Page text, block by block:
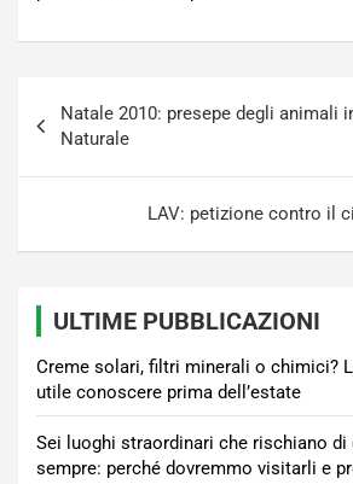
articoli
Natale 2010: presepe degli animali
Naturale
LAV: petizione contro il
ULTIME PUBBLICAZIONI
Creme solari, filtri minerali o chimici?
utile conoscere prima dell’estate
Sei luoghi straordinari che rischiano di
sempre: perché dovremmo visitarli e